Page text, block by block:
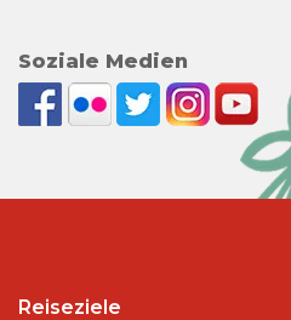
Soziale Medien
Reiseziele